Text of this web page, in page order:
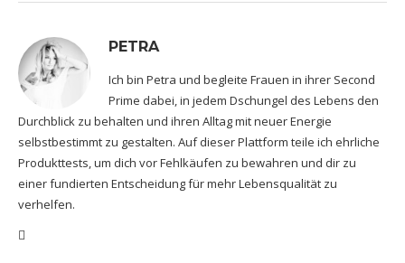
PETRA
Ich bin Petra und begleite Frauen in ihrer Second
Prime dabei, in jedem Dschungel des Lebens den
Durchblick zu behalten und ihren Alltag mit neuer Energie
selbstbestimmt zu gestalten. Auf dieser Plattform teile ich ehrliche
Produkttests, um dich vor Fehlkäufen zu bewahren und dir zu
einer fundierten Entscheidung für mehr Lebensqualität zu
verhelfen.